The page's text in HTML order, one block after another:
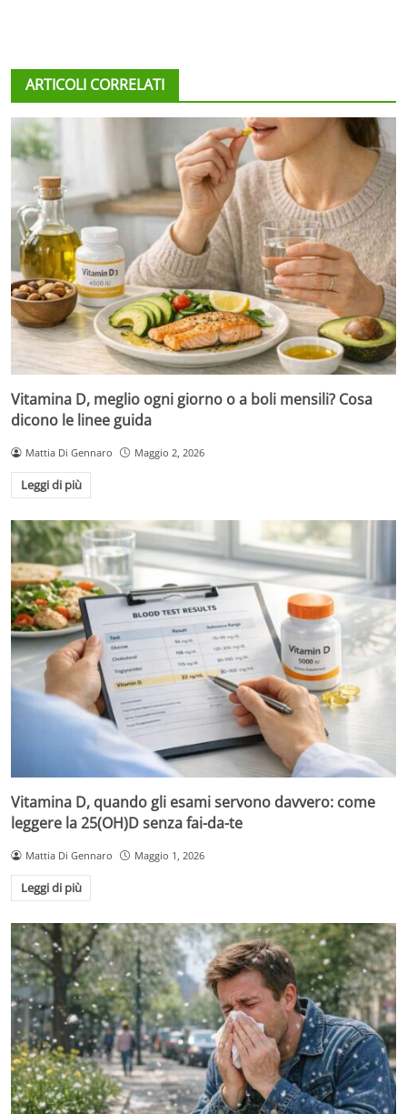
ARTICOLI CORRELATI
Vitamina D, meglio ogni giorno o a boli mensili? Cosa
dicono le linee guida
Mattia Di Gennaro Maggio 2, 2026
Leggi di più
Vitamina D, quando gli esami servono davvero: come
leggere la 25(OH)D senza fai-da-te
Mattia Di Gennaro Maggio 1, 2026
Leggi di più